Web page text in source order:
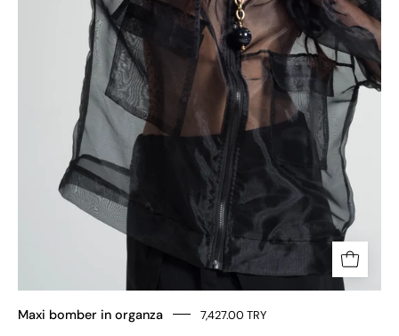
Maxi bomber in organza 7,427.00 TRY